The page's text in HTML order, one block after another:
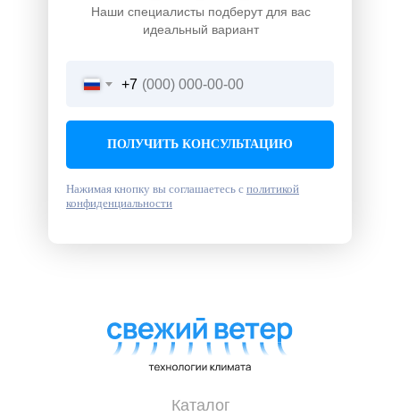
Наши специалисты подберут для вас
идеальный вариант
+7
ПОЛУЧИТЬ КОНСУЛЬТАЦИЮ
Нажимая кнопку вы соглашаетесь с политикой
конфиденциальности
Каталог